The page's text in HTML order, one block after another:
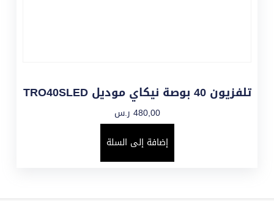
تلفزيون 40 بوصة نيكاي موديل TRO40SLED
480,00 ر.س
إضافة إلى السلة